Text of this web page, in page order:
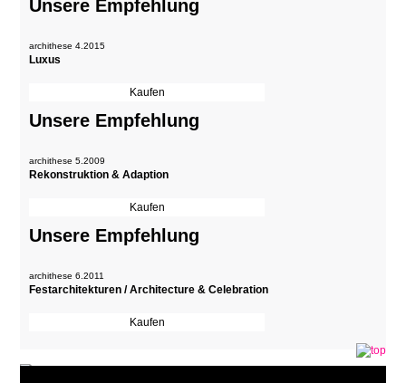
Unsere Empfehlung
archithese 4.2015
Luxus
Unsere Empfehlung
archithese 5.2009
Rekonstruktion & Adaption
Unsere Empfehlung
archithese 6.2011
Festarchitekturen / Architecture & Celebration